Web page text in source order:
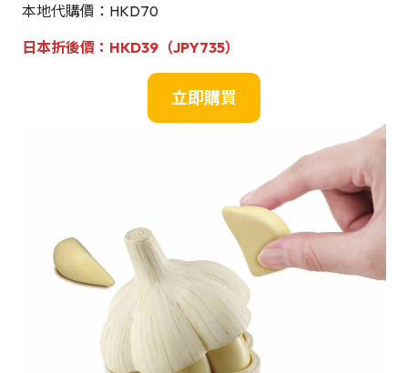
本地代購價：HKD70
日本折後價 ：HKD39（JPY735）
立即購買